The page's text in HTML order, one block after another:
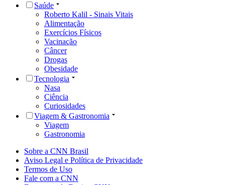
Saúde
Roberto Kalil - Sinais Vitais
Alimentação
Exercícios Físicos
Vacinação
Câncer
Drogas
Obesidade
Tecnologia
Nasa
Ciência
Curiosidades
Viagem & Gastronomia
Viagem
Gastronomia
Sobre a CNN Brasil
Aviso Legal e Política de Privacidade
Termos de Uso
Fale com a CNN